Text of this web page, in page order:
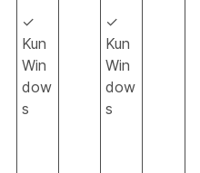
✓
Kun
Win
dow
s
✓
Kun
Win
dow
s